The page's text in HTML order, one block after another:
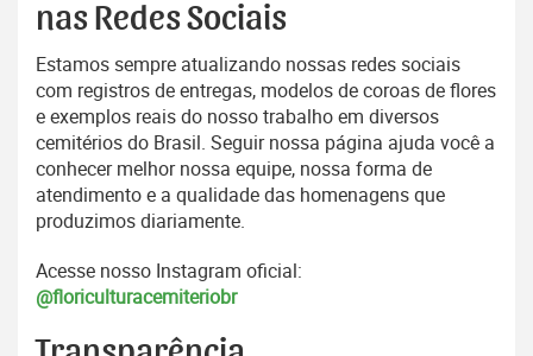
nas Redes Sociais
Estamos sempre atualizando nossas redes sociais
com registros de entregas, modelos de coroas de flores
e exemplos reais do nosso trabalho em diversos
cemitérios do Brasil. Seguir nossa página ajuda você a
conhecer melhor nossa equipe, nossa forma de
atendimento e a qualidade das homenagens que
produzimos diariamente.
Acesse nosso Instagram oficial:
@floriculturacemiteriobr